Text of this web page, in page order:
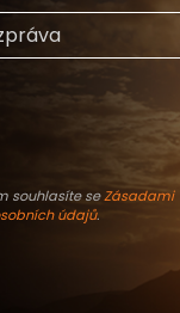
souhlasíte seZásadami
údajů.